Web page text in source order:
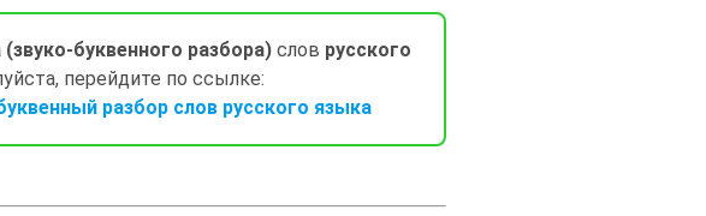
буквенного разбора)слов русского
перейдите по ссылке:
разбор слов русского языка